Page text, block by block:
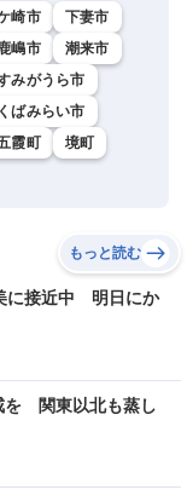
崎市
下妻市
嶋市
潮来市
みがうら市
ばみらい市
霞町
境町
もっと読む
に接近中 明日にか
を 関東以北も蒸し